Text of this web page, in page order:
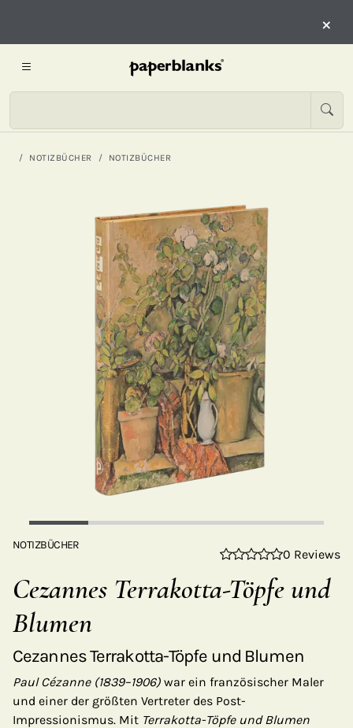
×
NOTIZBÜCHER NOTIZBÜCHER
NOTIZBÜCHER
0 Reviews
Cezannes Terrakotta-Töpfe und
Blumen
Cezannes Terrakotta-Töpfe und Blumen
Paul Cézanne (1839–1906) war ein französischer Maler
und einer der größten Vertreter des Post-
Impressionismus. Mit Terrakotta-Töpfe und Blumen